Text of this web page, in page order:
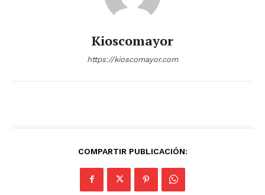
Kioscomayor
https://kioscomayor.com
COMPARTIR PUBLICACIÓN: